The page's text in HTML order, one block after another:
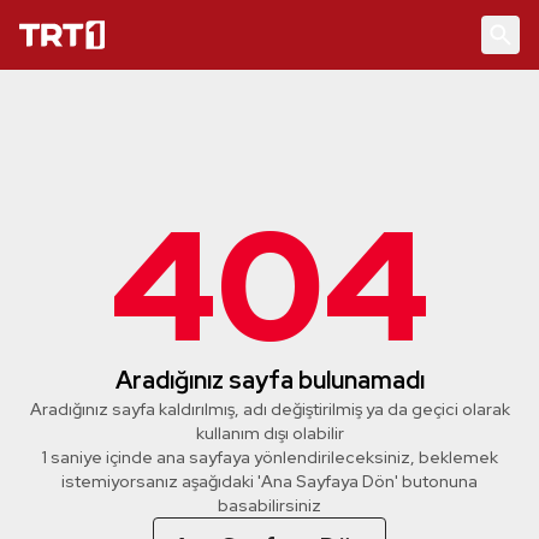
404
Aradığınız sayfa bulunamadı
Aradığınız sayfa kaldırılmış, adı değiştirilmiş ya da geçici olarak
kullanım dışı olabilir
1 saniye içinde ana sayfaya yönlendirileceksiniz, beklemek
istemiyorsanız aşağıdaki 'Ana Sayfaya Dön' butonuna
basabilirsiniz